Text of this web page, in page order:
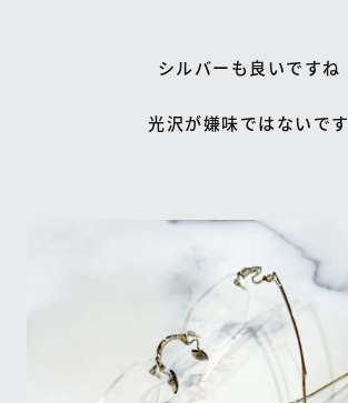
シルバーも良いですね
光沢が嫌味ではないです